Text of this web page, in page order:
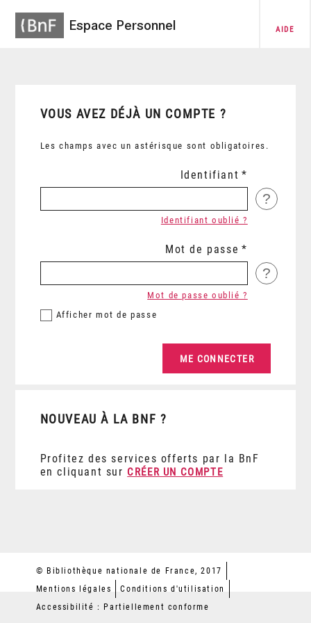
Espace Personnel AIDE
VOUS AVEZ DÉJÀ UN COMPTE ?
Les champs avec un astérisque sont obligatoires.
Identifiant
?
Identifiant oublié ?
Mot de passe
?
Afficher mot de passe
Mot de passe oublié ?
NOUVEAU À LA BNF ?
Profitez des services offerts par la BnF
en cliquant sur CRÉER UN COMPTE
© Bibliothèque nationale de France, 2017
Mentions légales
Conditions d'utilisation
Accessibilité : Partiellement conforme